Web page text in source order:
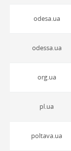
odesa.ua
odessa.ua
org.ua
pl.ua
poltava.ua